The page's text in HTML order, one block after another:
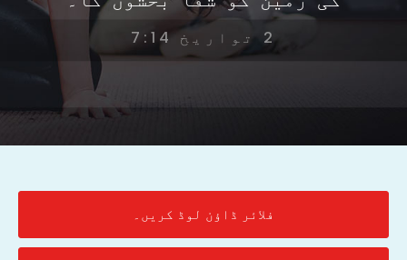
2 تواریخ 7:14
فلائر ڈاؤن لوڈ کریں۔